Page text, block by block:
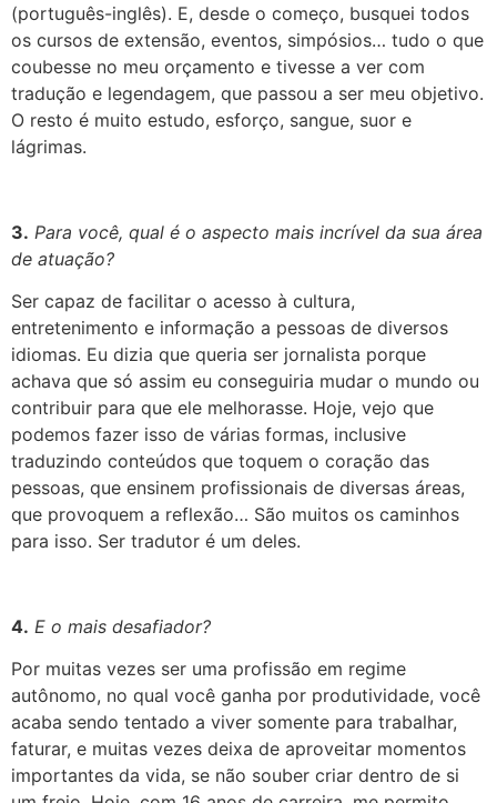
(português-inglês). E, desde o começo, busquei todos
os cursos de extensão, eventos, simpósios… tudo o que
coubesse no meu orçamento e tivesse a ver com
tradução e legendagem, que passou a ser meu objetivo.
O resto é muito estudo, esforço, sangue, suor e
lágrimas.
3. Para você, qual é o aspecto mais incrível da sua área
de atuação?
Ser capaz de facilitar o acesso à cultura,
entretenimento e informação a pessoas de diversos
idiomas. Eu dizia que queria ser jornalista porque
achava que só assim eu conseguiria mudar o mundo ou
contribuir para que ele melhorasse. Hoje, vejo que
podemos fazer isso de várias formas, inclusive
traduzindo conteúdos que toquem o coração das
pessoas, que ensinem profissionais de diversas áreas,
que provoquem a reflexão… São muitos os caminhos
para isso. Ser tradutor é um deles.
4. E o mais desafiador?
Por muitas vezes ser uma profissão em regime
autônomo, no qual você ganha por produtividade, você
acaba sendo tentado a viver somente para trabalhar,
faturar, e muitas vezes deixa de aproveitar momentos
importantes da vida, se não souber criar dentro de si